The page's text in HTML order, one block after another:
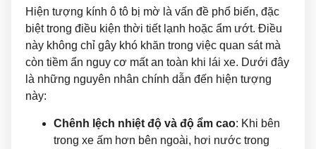
Hiện tượng kính ô tô bị mờ là vấn đề phổ biến, đặc
biệt trong điều kiện thời tiết lạnh hoặc ẩm ướt. Điều
này không chỉ gây khó khăn trong việc quan sát mà
còn tiềm ẩn nguy cơ mất an toàn khi lái xe. Dưới đây
là những nguyên nhân chính dẫn đến hiện tượng
này:
Chênh lệch nhiệt độ và độ ẩm cao: Khi bên
trong xe ấm hơn bên ngoài, hơi nước trong